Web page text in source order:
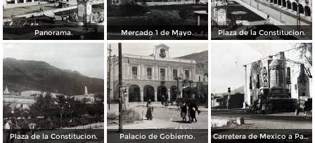
Panorama. Mercado 1 de Mayo. Plaza de la Constitucion.
Plaza de la Constitucion. Palacio de Gobierno. Carretera de Mexico a Pachuca.